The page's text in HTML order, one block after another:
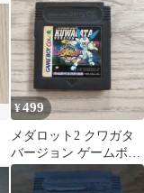
¥499
メダロット2 クワガタ
バージョン ゲームボー
イカラー